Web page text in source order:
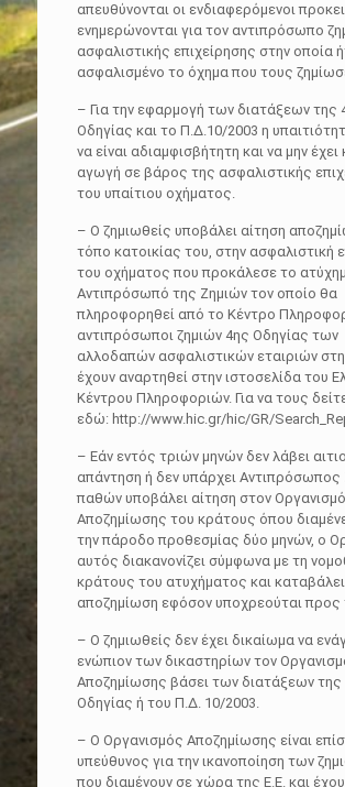
απευθύνονται οι ενδιαφερόμενοι
ενημερώνονται για τον αντιπρόσωπο
ασφαλιστικής επιχείρησης στην οποία
ασφαλισμένο το όχημα που τους
– Για την εφαρμογή των διατάξεων της
Οδηγίας και το Π.Δ.10/2003 η
να είναι αδιαμφισβήτητη και να μην έχει
αγωγή σε βάρος της ασφαλιστικής
του υπαίτιου οχήματος.
– Ο ζημιωθείς υποβάλει αίτηση
τόπο κατοικίας του, στην ασφαλιστική
του οχήματος που προκάλεσε το
Αντιπρόσωπό της Ζημιών τον οποίο θα
πληροφορηθεί από το Κέντρο
αντιπρόσωποι ζημιών 4ης Οδηγίας των
αλλοδαπών ασφαλιστικών εταιριών
έχουν αναρτηθεί στην ιστοσελίδα του
Κέντρου Πληροφοριών. Για να τους
εδώ: http://www.hic.gr/hic/GR/
– Εάν εντός τριών μηνών δεν λάβει
απάντηση ή δεν υπάρχει Αντιπρόσωπος
παθών υποβάλει αίτηση στον Οργανισμό
Αποζημίωσης του κράτους όπου
την πάροδο προθεσμίας δύο μηνών, ο
αυτός διακανονίζει σύμφωνα με τη
κράτους του ατυχήματος και καταβάλει
αποζημίωση εφόσον υποχρεούται προς
– Ο ζημιωθείς δεν έχει δικαίωμα να
ενώπιον των δικαστηρίων τον
Αποζημίωσης βάσει των διατάξεων της
Οδηγίας ή του Π.Δ. 10/2003.
– Ο Οργανισμός Αποζημίωσης είναι
υπεύθυνος για την ικανοποίηση των
που διαμένουν σε χώρα της Ε.Ε. και